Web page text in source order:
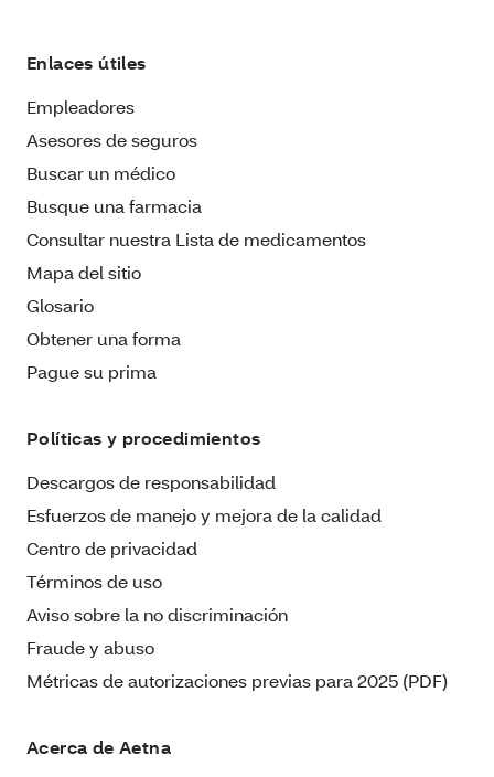
Enlaces útiles
Empleadores
Asesores de seguros
Buscar un médico
Busque una farmacia
Consultar nuestra Lista de medicamentos
Mapa del sitio
Glosario
Obtener una forma
Pague su prima
Políticas y procedimientos
Descargos de responsabilidad
Esfuerzos de manejo y mejora de la calidad
Centro de privacidad
Términos de uso
Aviso sobre la no discriminación
Fraude y abuso
Métricas de autorizaciones previas para 2025 (PDF)
Acerca de Aetna